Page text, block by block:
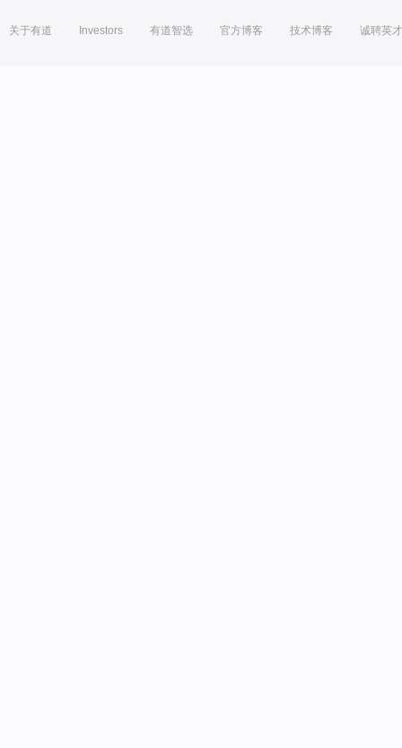
关于有道 Investors 有道智选 官方博客 技术博客 诚聘英才